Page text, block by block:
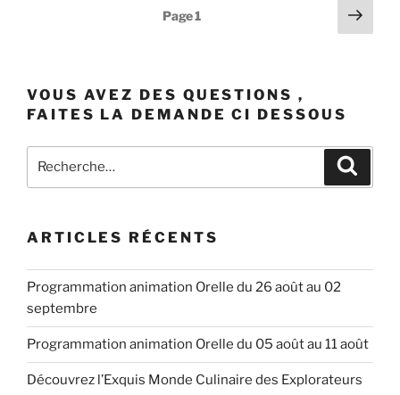
Page1
Page
VOUS AVEZ DES QUESTIONS ,
FAITES LA DEMANDE CI DESSOUS
pour
ARTICLES RÉCENTS
Programmation animation Orelle du 26 août au 02
septembre
Programmation animation Orelle du 05 août au 11 août
Découvrez l’Exquis Monde Culinaire des Explorateurs